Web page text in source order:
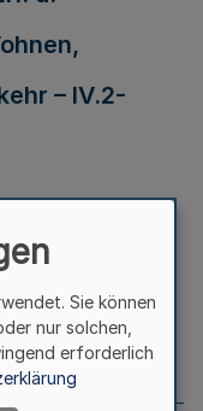
– IV.2-
Sie können
nur solchen,
erforderlich